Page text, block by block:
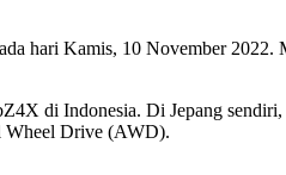
hari Kamis, 10 November
di Indonesia. Di Jepang
Wheel Drive (AWD).